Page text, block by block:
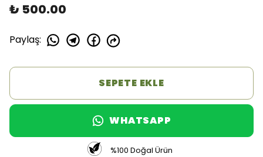
₺ 500.00
Paylaş:
SEPETE EKLE
WHATSAPP
%100 Doğal Ürün